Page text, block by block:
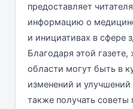
предоставляет
информацию о
и инициативах в сфере
Благодаря этой
области могут быть в
изменений и
также получать советы